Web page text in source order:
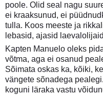
poole. Olid seal nagu
ei kraaksunud, ei
tulla. Koos meeste ja
lebasid, ajasid
Kapten Manuelo oleks
võtma, aga ei osanud
Sõimata oskas ka, kõiki,
vängete sõnadega
koguni läraka vastu